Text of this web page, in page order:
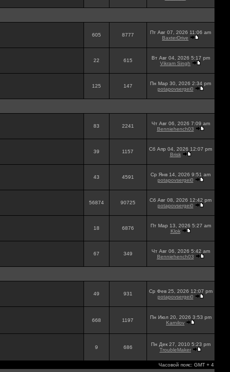
605 8777
Пт Авг 07, 2026 11:06 am
BaxterDrive
22 615
Вт Авг 04, 2026 5:17 pm
Vikram Singh
125 147
Пн Мар 30, 2026 2:34 pm
potapovsergei0
83 2241
Чт Авг 06, 2026 7:09 am
Benniehench03
39 1157
Сб Апр 04, 2026 12:07 pm
Brisk
43 4591
Ср Янв 14, 2026 9:51 am
potapovsergei0
56874 90725
Сб Авг 08, 2026 12:42 pm
potapovsergei0
18 6876
Пт Мар 13, 2026 5:27 am
Klok
67 349
Чт Авг 06, 2026 5:42 am
Benniehench03
49 931
Ср Фев 25, 2026 12:07 pm
potapovsergei0
668 1197
Пн Июл 20, 2026 3:53 pm
Karnilov
9 686
Пн Дек 27, 2010 5:23 pm
TroubleMaker
Часовой пояс: GMT + 4